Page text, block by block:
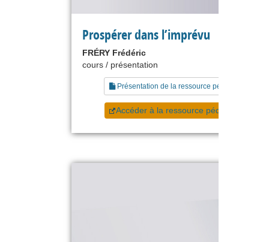
Prospérer dans l’imprévu
FRÉRY Frédéric
cours / présentation
Présentation de la ressource pédagogique
Accéder à la ressource pédagogique